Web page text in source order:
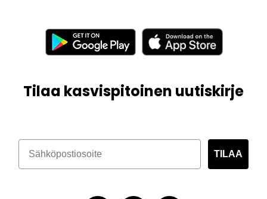
Tilaa kasvispitoinen uutiskirje
TILAA